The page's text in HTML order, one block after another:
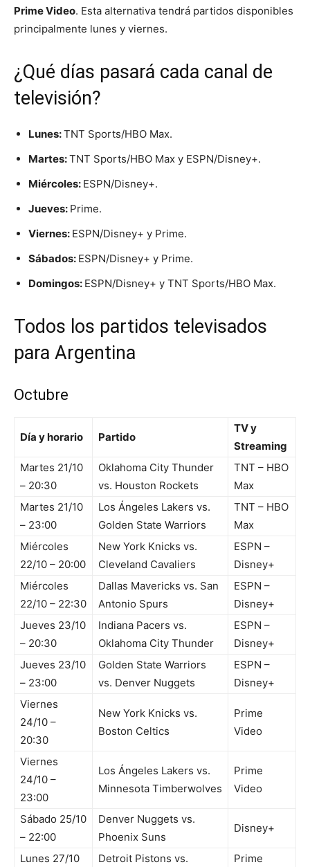
Prime Video. Esta alternativa tendrá partidos disponibles
principalmente lunes y viernes.
¿Qué días pasará cada canal de
televisión?
Lunes:TNT Sports/HBO Max.
Martes:TNT Sports/HBO Max y ESPN/Disney+.
Miércoles: ESPN/Disney+.
Jueves: Prime.
Viernes: ESPN/Disney+ y Prime.
Sábados: ESPN/Disney+ y Prime.
Domingos: ESPN/Disney+ y TNT Sports/HBO Max.
Todos los partidos televisados
para Argentina
Octubre
Día y horario Partido
TV y
Streaming
Martes 21/10
– 20:30
Oklahoma City Thunder
vs. Houston Rockets
TNT – HBO
Max
Martes 21/10
– 23:00
Los Ángeles Lakers vs.
Golden State Warriors
TNT – HBO
Max
Miércoles
22/10 – 20:00
New York Knicks vs.
Cleveland Cavaliers
ESPN –
Disney+
Miércoles
22/10 – 22:30
Dallas Mavericks vs. San
Antonio Spurs
ESPN –
Disney+
Jueves 23/10
– 20:30
Indiana Pacers vs.
Oklahoma City Thunder
ESPN –
Disney+
Jueves 23/10
– 23:00
Golden State Warriors
vs. Denver Nuggets
ESPN –
Disney+
Viernes
24/10 –
20:30
New York Knicks vs.
Boston Celtics
Prime
Video
Viernes
24/10 –
23:00
Los Ángeles Lakers vs.
Minnesota Timberwolves
Prime
Video
Sábado 25/10
– 22:00
Denver Nuggets vs.
Phoenix Suns
Disney+
Lunes 27/10 Detroit Pistons vs. Prime